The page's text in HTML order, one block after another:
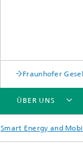
Fraunhofer
ÜBER UNS
Smart Energy and